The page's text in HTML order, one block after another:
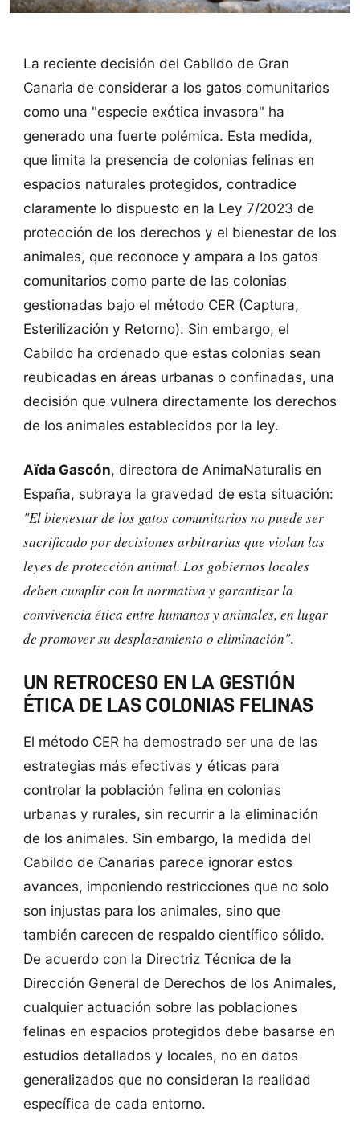
La reciente decisión del Cabildo de Gran
Canaria de considerar a los gatos comunitarios
como una "especie exótica invasora" ha
generado una fuerte polémica. Esta medida,
que limita la presencia de colonias felinas en
espacios naturales protegidos, contradice
claramente lo dispuesto en la Ley 7/2023 de
protección de los derechos y el bienestar de los
animales, que reconoce y ampara a los gatos
comunitarios como parte de las colonias
gestionadas bajo el método CER (Captura,
Esterilización y Retorno). Sin embargo, el
Cabildo ha ordenado que estas colonias sean
reubicadas en áreas urbanas o confinadas, una
decisión que vulnera directamente los derechos
de los animales establecidos por la ley.
Aïda Gascón, directora de AnimaNaturalis en
España, subraya la gravedad de esta situación:
"El bienestar de los gatos comunitarios no puede ser
sacrificado por decisiones arbitrarias que violan las
leyes de protección animal. Los gobiernos locales
deben cumplir con la normativa y garantizar la
convivencia ética entre humanos y animales, en lugar
de promover su desplazamiento o eliminación".
UN RETROCESO EN LA GESTIÓN
ÉTICA DE LAS COLONIAS FELINAS
El método CER ha demostrado ser una de las
estrategias más efectivas y éticas para
controlar la población felina en colonias
urbanas y rurales, sin recurrir a la eliminación
de los animales. Sin embargo, la medida del
Cabildo de Canarias parece ignorar estos
avances, imponiendo restricciones que no solo
son injustas para los animales, sino que
también carecen de respaldo científico sólido.
De acuerdo con la Directriz Técnica de la
Dirección General de Derechos de los Animales,
cualquier actuación sobre las poblaciones
felinas en espacios protegidos debe basarse en
estudios detallados y locales, no en datos
generalizados que no consideran la realidad
específica de cada entorno.